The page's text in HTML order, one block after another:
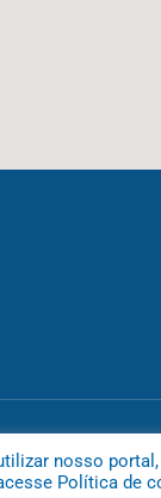
nosso
Política de